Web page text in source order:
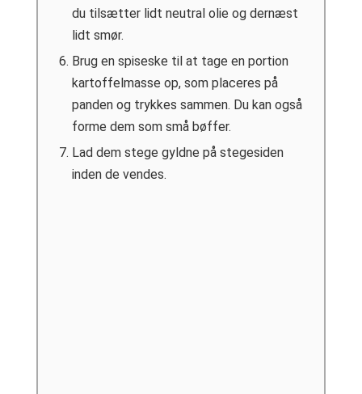
du tilsætter lidt neutral olie og dernæst
lidt smør.
Brug en spiseske til at tage en portion
kartoffelmasse op, som placeres på
panden og trykkes sammen. Du kan også
forme dem som små bøffer.
Lad dem stege gyldne på stegesiden
inden de vendes.